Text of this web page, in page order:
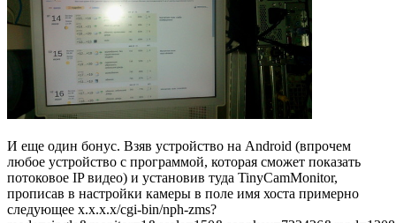
И еще один бонус. Взяв устройство на Android (впрочем
любое устройство с программой, которая сможет показать
потоковое IP видео) и установив туда TinyCamMonitor,
прописав в настройки камеры в поле имя хоста примерно
следующее x.x.x.x/cgi-bin/nph-zms?